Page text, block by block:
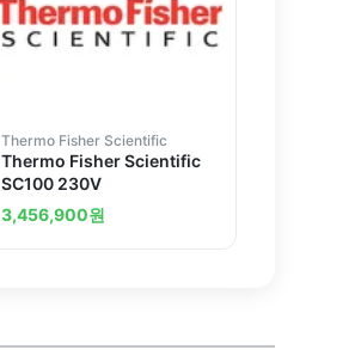
Thermo Fisher Scientific
Thermo Fisher Scientific
SC100 230V
3,456,900원